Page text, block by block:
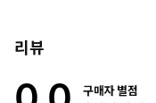
정치학과 사회과학 분야
고, 보다 나은 민주주의
리뷰
구매자 별점